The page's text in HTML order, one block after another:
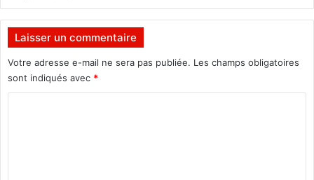
i
i
t
é
Laisser un commentaire
Votre adresse e-mail ne sera pas publiée. Les champs obligatoires
sont indiqués avec *